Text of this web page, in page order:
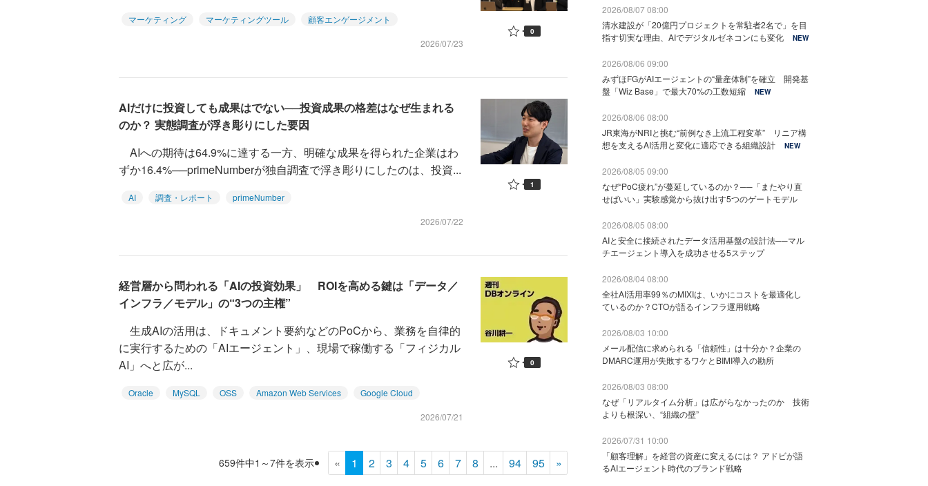
マーケティング マーケティングツール 顧客エンゲージメント
2026/07/23
0
AIだけに投資しても成果はでない──投資成果の格差はなぜ生まれる
のか？ 実態調査が浮き彫りにした要因
AIへの期待は64.9%に達する一方、明確な成果を得られた企業はわ
ずか16.4%──primeNumberが独自調査で浮き彫りにしたのは、投資...
AI 調査・レポート primeNumber
2026/07/22
1
経営層から問われる「AIの投資効果」 ROIを高める鍵は「データ／
インフラ／モデル」の“3つの主権”
生成AIの活用は、ドキュメント要約などのPoCから、業務を自律的
に実行するための「AIエージェント」、現場で稼働する「フィジカル
AI」へと広が...
Oracle MySQL OSS Amazon Web Services Google Cloud
2026/07/21
0
659件中1～7件を表示 « 1 2 3 4 5 6 7 8 ... 94 95 »
2026/08/07 08:00
清水建設が「20億円プロジェクトを常駐者2名で」を目
指す切実な理由、AIでデジタルゼネコンにも変化
NEW
2026/08/06 09:00
みずほFGがAIエージェントの“量産体制”を確立 開発基
盤「Wiz Base」で最大70%の工数短縮
NEW
2026/08/06 08:00
JR東海がNRIと挑む“前例なき上流工程変革” リニア構
想を支えるAI活用と変化に適応できる組織設計
NEW
2026/08/05 09:00
なぜ“PoC疲れ”が蔓延しているのか？──「またやり直
せばいい」実験感覚から抜け出す5つのゲートモデル
2026/08/05 08:00
AIと安全に接続されたデータ活用基盤の設計法──マル
チエージェント導入を成功させる5ステップ
2026/08/04 08:00
全社AI活用率99％のMIXIは、いかにコストを最適化し
ているのか？CTOが語るインフラ運用戦略
2026/08/03 10:00
メール配信に求められる「信頼性」は十分か？企業の
DMARC運用が失敗するワケとBIMI導入の勘所
2026/08/03 08:00
なぜ「リアルタイム分析」は広がらなかったのか 技術
よりも根深い、“組織の壁”
2026/07/31 10:00
「顧客理解」を経営の資産に変えるには？ アドビが語
るAIエージェント時代のブランド戦略